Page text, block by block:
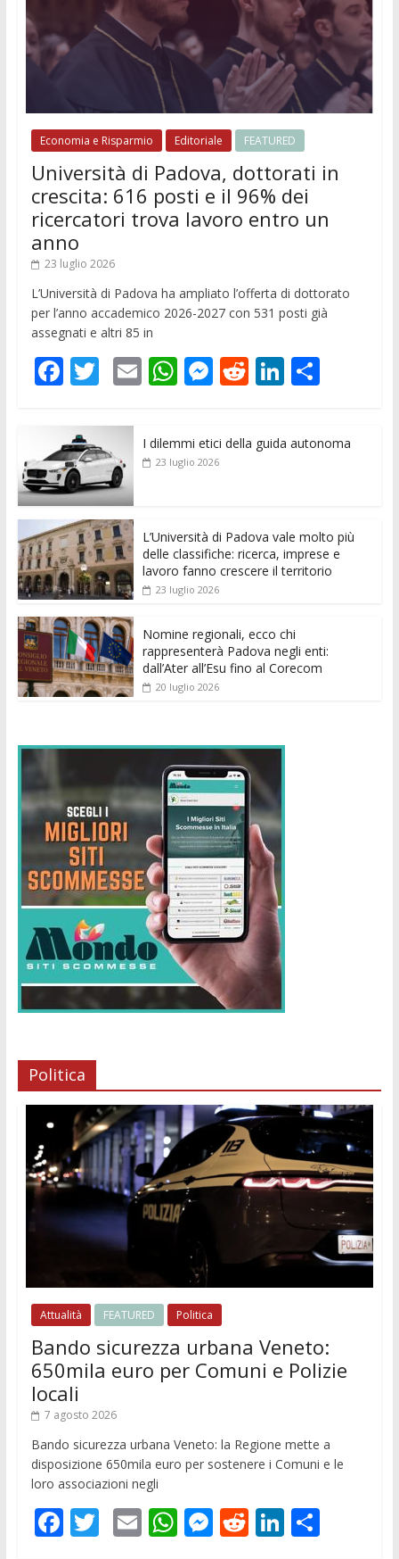
Economia e Risparmio Editoriale FEATURED
Università di Padova, dottorati in
crescita: 616 posti e il 96% dei
ricercatori trova lavoro entro un
anno
23 luglio 2026
L’Università di Padova ha ampliato l’offerta di dottorato
per l’anno accademico 2026-2027 con 531 posti già
assegnati e altri 85 in
F
e
b
o
o
k
T
itt
er
E
ai
l
W
s
p
M
ss
e
er
R
di
Li
e
C
di
I dilemmi etici della guida autonoma
23 luglio 2026
L’Università di Padova vale molto più
delle classifiche: ricerca, imprese e
lavoro fanno crescere il territorio
23 luglio 2026
Nomine regionali, ecco chi
rappresenterà Padova negli enti:
dall’Ater all’Esu fino al Corecom
20 luglio 2026
Politica
Attualità FEATURED Politica
Bando sicurezza urbana Veneto:
650mila euro per Comuni e Polizie
locali
7 agosto 2026
Bando sicurezza urbana Veneto: la Regione mette a
disposizione 650mila euro per sostenere i Comuni e le
loro associazioni negli
F T E W M R Li C